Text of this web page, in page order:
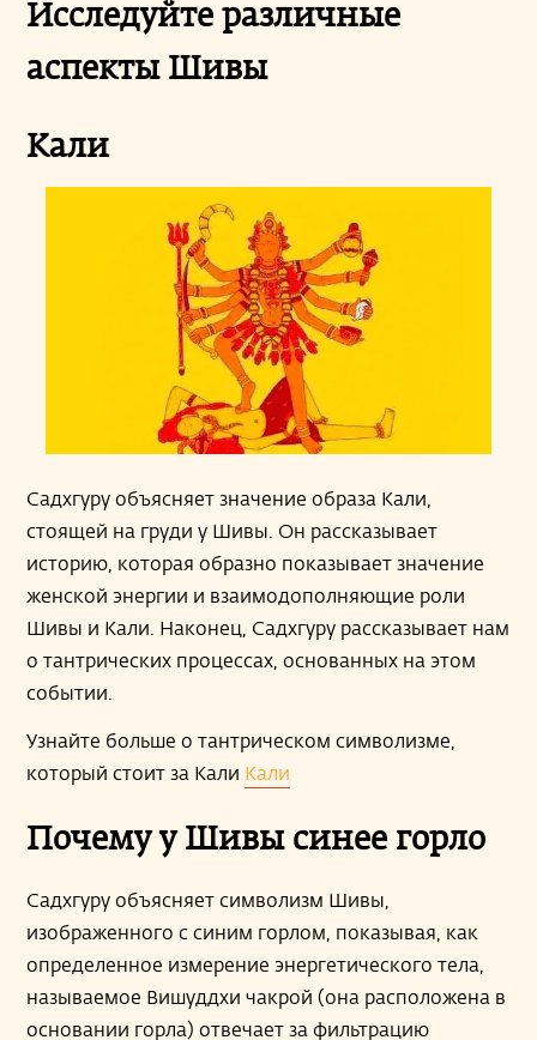
Исследуйте различные
аспекты Шивы
Кали
Садхгуру объясняет значение образа Кали,
стоящей на груди у Шивы. Он рассказывает
историю, которая образно показывает значение
женской энергии и взаимодополняющие роли
Шивы и Кали. Наконец, Садхгуру рассказывает нам
о тантрических процессах, основанных на этом
событии.
Узнайте больше о тантрическом символизме,
который стоит за Кали Кали
Почему у Шивы синее горло
Садхгуру объясняет символизм Шивы,
изображенного с синим горлом, показывая, как
определенное измерение энергетического тела,
называемое Вишуддхи чакрой (она расположена в
основании горла) отвечает за фильтрацию